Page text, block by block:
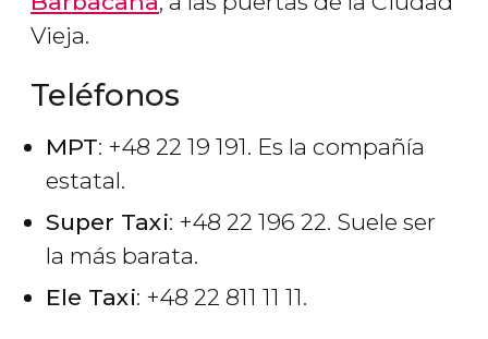
Vieja.
Teléfonos
MPT: +48 22 19 191. Es la compañía
estatal.
Super Taxi: +48 22 196 22. Suele ser
la más barata.
Ele Taxi: +48 22 811 11 11.